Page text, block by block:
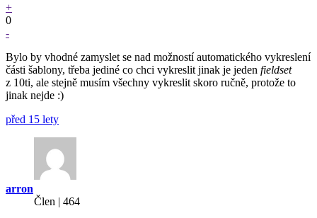
+
0
-
Bylo by vhodné zamyslet se nad možností automatického vykreslení
části šablony, třeba jediné co chci vykreslit jinak je jeden fieldset
z 10ti, ale stejně musím všechny vykreslit skoro ručně, protože to
jinak nejde :)
před 15 lety
arron
Člen | 464